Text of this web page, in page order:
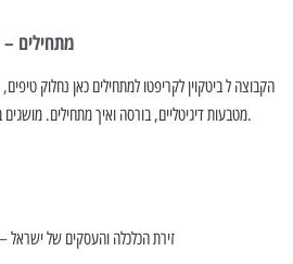
מתחילים –
הקבוצה ל ביטקוין לקריפטו למתחילים כאן נחלוק טיפים,
מטבעות דיגיטליים, בורסה ואיך מתחילים. מושגים בסיסיים, בביננס וכו’. לא המלצות מסחר.
ברוכים הבאים לערוץ של TheMarker – זירת הכלכלה והעסקים של ישראל